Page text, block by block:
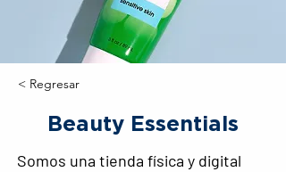
< Regresar
Beauty Essentials
Somos una tienda física y digital